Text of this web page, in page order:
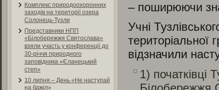
Комплекс природоохоронних
заходів на території озера
Солонець-Тузли
Представники НПП
«Білобережжя Святослава»
взяли участь у конференції до
30-річчя природного
заповідника «Єланецький
степ»
10 липня – День «Не наступай
на бджіл»
– поширюючи
Учні
територіальної
відзначили
1) початківці